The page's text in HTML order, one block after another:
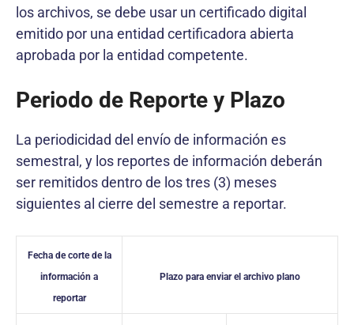
los archivos, se debe usar un certificado digital
emitido por una entidad certificadora abierta
aprobada por la entidad competente.
Periodo de Reporte y Plazo
La periodicidad del envío de información es
semestral, y los reportes de información deberán
ser remitidos dentro de los tres (3) meses
siguientes al cierre del semestre a reportar.
Fecha de corte de la
información a
reportar
Plazo para enviar el archivo plano